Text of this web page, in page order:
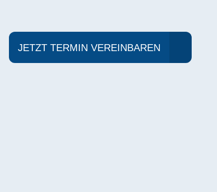
JETZT TERMIN VEREINBAREN